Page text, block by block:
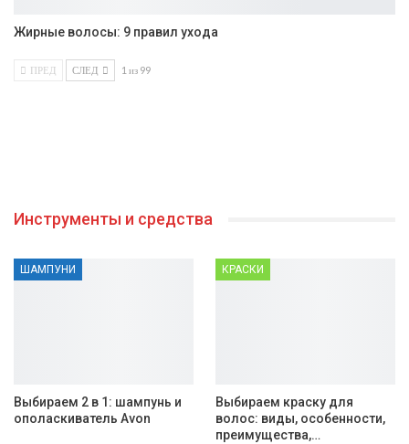
Жирные волосы: 9 правил ухода
ПРЕД СЛЕД 1 из 99
Инструменты и средства
ШАМПУНИ
Выбираем 2 в 1: шампунь и
ополаскиватель Avon
КРАСКИ
Выбираем краску для
волос: виды, особенности,
преимущества,…